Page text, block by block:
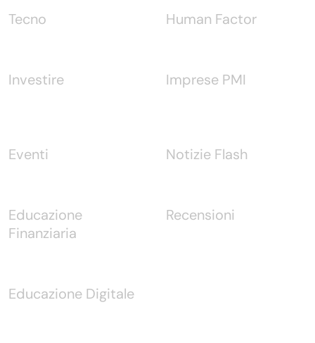
Tecno
Investire
Human Factor
Imprese PMI
Eventi
Educazione
Finanziaria
Educazione Digitale
Notizie Flash
Recensioni